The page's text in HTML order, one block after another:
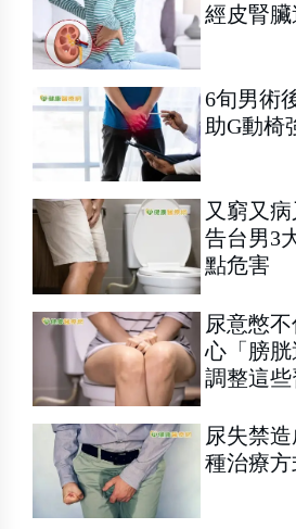
經皮腎
6旬男術
助G動椅
又窮又
告台男3
點危害
尿意憋
心「膀
調整這
尿失禁
種治療